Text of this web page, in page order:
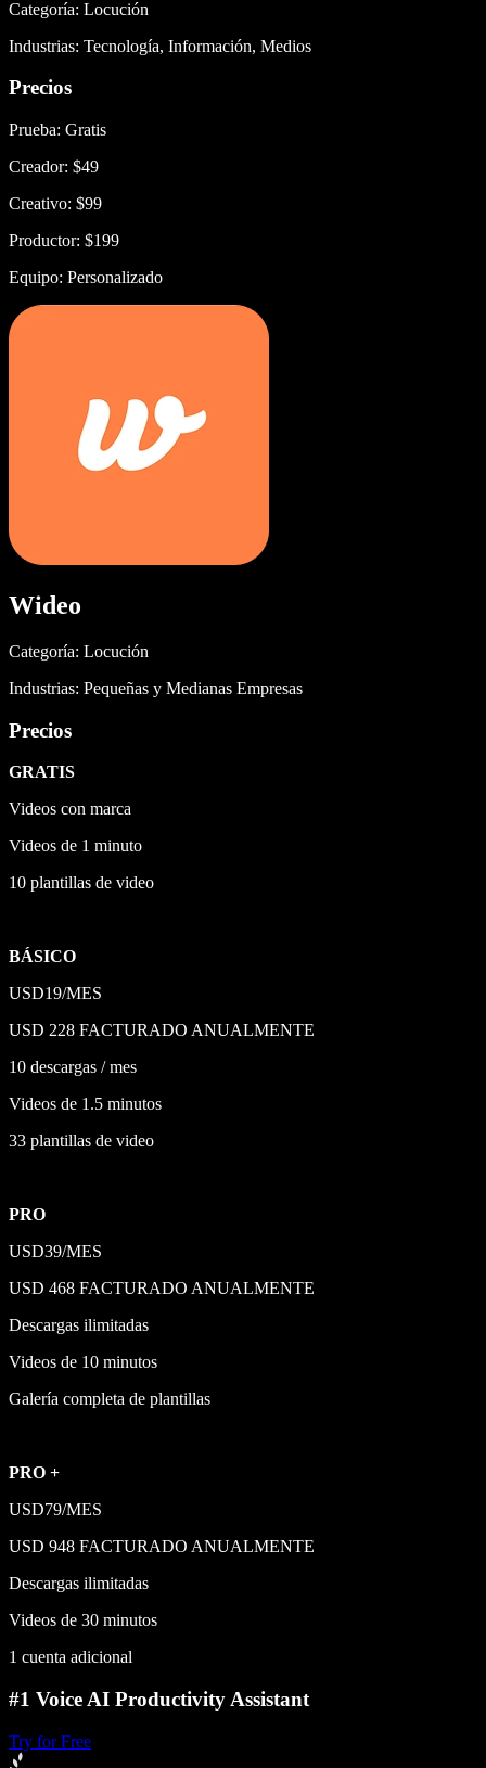
Categoría: Locución
Industrias: Tecnología, Información, Medios
Precios
Prueba: Gratis
Creador: $49
Creativo: $99
Productor: $199
Equipo: Personalizado
Wideo
Categoría: Locución
Industrias: Pequeñas y Medianas Empresas
Precios
GRATIS
Videos con marca
Videos de 1 minuto
10 plantillas de video
BÁSICO
USD19/MES
USD 228 FACTURADO ANUALMENTE
10 descargas / mes
Videos de 1.5 minutos
33 plantillas de video
PRO
USD39/MES
USD 468 FACTURADO ANUALMENTE
Descargas ilimitadas
Videos de 10 minutos
Galería completa de plantillas
PRO +
USD79/MES
USD 948 FACTURADO ANUALMENTE
Descargas ilimitadas
Videos de 30 minutos
1 cuenta adicional
#1 Voice AI Productivity Assistant
Try for Free